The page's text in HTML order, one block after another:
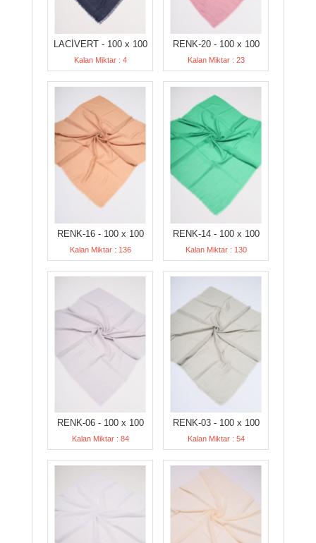
LACİVERT - 100 x 100
Kalan Miktar : 4
RENK-20 - 100 x 100
Kalan Miktar : 23
RENK-16 - 100 x 100
Kalan Miktar : 136
RENK-14 - 100 x 100
Kalan Miktar : 130
RENK-06 - 100 x 100
Kalan Miktar : 84
RENK-03 - 100 x 100
Kalan Miktar : 54